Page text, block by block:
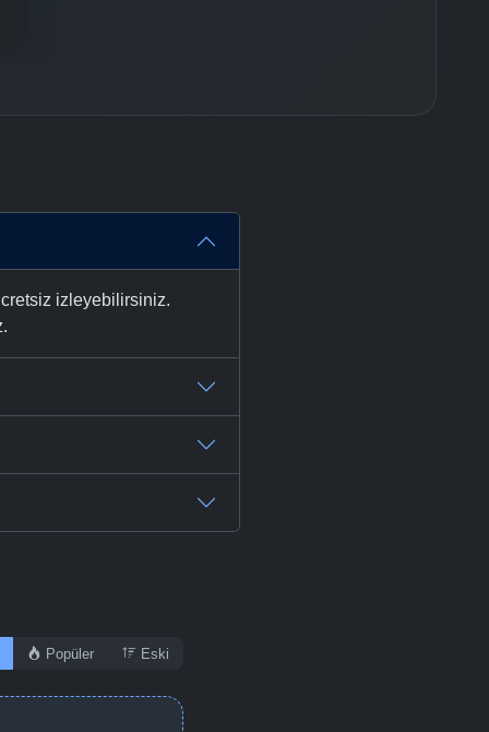
izleyebilirsiniz.
Popüler Eski